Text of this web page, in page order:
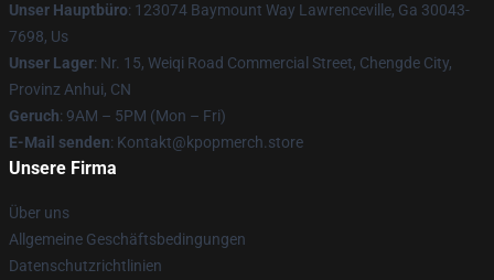
Unser Hauptbüro: 123074 Baymount Way Lawrenceville, Ga 30043-
7698, Us
Unser Lager: Nr. 15, Weiqi Road Commercial Street, Chengde City,
Provinz Anhui, CN
Geruch: 9AM – 5PM (Mon – Fri)
E-Mail senden: Kontakt@kpopmerch.store
Unsere Firma
Über uns
Allgemeine Geschäftsbedingungen
Datenschutzrichtlinien